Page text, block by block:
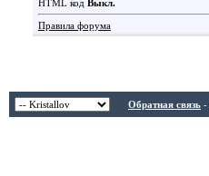
HTML код Выкл.
Правила форума
Обратная связь -